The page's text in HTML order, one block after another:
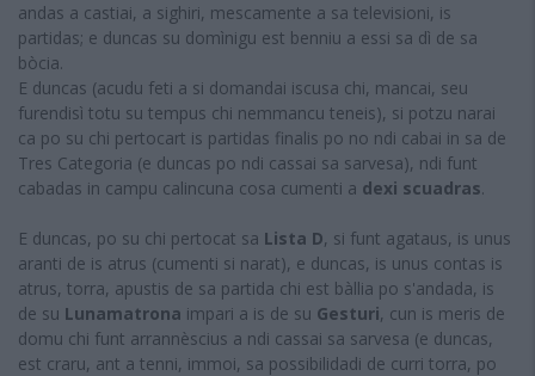
andas a castiai, a sighiri, mescamente a sa televisioni, is
partidas; e duncas su domìnigu est benniu a essi sa dì de sa
bòcia.
E duncas (acudu feti a si domandai iscusa chi, mancai, seu
furendisì totu su tempus chi nemmancu teneis), si potzu narai
ca po su chi pertocart is partidas finalis po no ndi cabai in sa de
Tres Categoria (e duncas po ndi cassai sa sarvesa), ndi funt
cabadas in campu calincuna cosa cumenti a dexi scuadras.
E duncas, po su chi pertocat sa Lista D, si funt agataus, is unus
aranti de is atrus (cumenti si narat), e duncas, is unus contas is
atrus, torra, apustis de sa partida chi est bàllia po s'andada, is
de su Lunamatrona impari a is de su Gesturi, cun is meris de
domu chi funt arrannèscius a ndi cassai sa sarvesa (e duncas,
est craru, ant a tenni, immoi, sa possibilidadi de curri torra, po